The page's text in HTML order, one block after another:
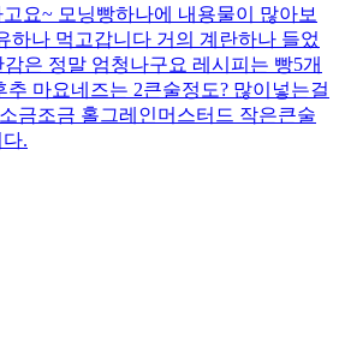
요~ 모닝빵하나에 내용물이 많아보
하나 먹고갑니다 거의 계란하나 들었
은 정말 엄청나구요 레시피는 빵5개
추 마요네즈는 2큰술정도? 많이넣는걸
금조금 홀그레인머스터드 작은큰술
.